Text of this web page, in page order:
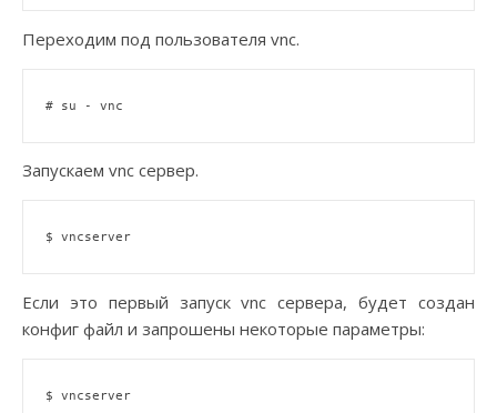
Переходим под пользователя vnc.
# su - vnc
Запускаем vnc сервер.
Если это первый запуск vnc сервера, будет создан
конфиг файл и запрошены некоторые параметры:
$ vncserver